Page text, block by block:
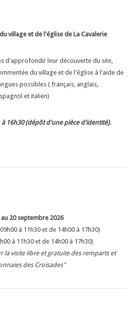
village et de l'église de La Cavalerie
d'approfondir leur découverte du site,
du village et de l'église à l'aide de
possibles ( français, anglais,
et italien)
à 16h30 (dépôt d'une pièce d'identité).
20 septembre 2026
à 11h30 et de 14h00 à 17h30)
à 11h30 et de 14h00 à 17h30)
la visite libre et gratuite des remparts et
des Croisades"